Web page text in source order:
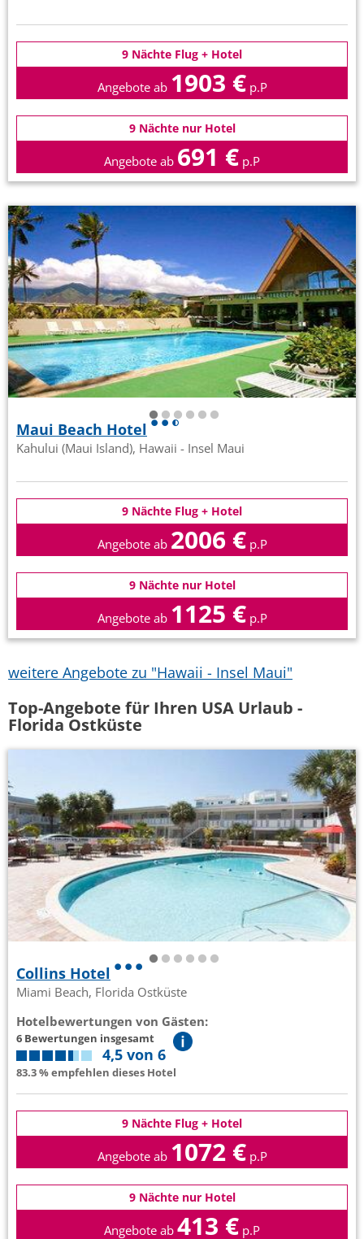
9 Nächte Flug + Hotel
Angebote ab 1903 € p.P
9 Nächte nur Hotel
Angebote ab 691 € p.P
Maui Beach Hotel
Kahului (Maui Island), Hawaii - Insel Maui
9 Nächte Flug + Hotel
Angebote ab 2006 € p.P
9 Nächte nur Hotel
Angebote ab 1125 € p.P
weitere Angebote zu "Hawaii - Insel Maui"
Top-Angebote für Ihren USA Urlaub -
Florida Ostküste
Collins Hotel
Miami Beach, Florida Ostküste
Hotelbewertungen von Gästen:
6 Bewertungen insgesamt
4,5 von 6
83.3 % empfehlen dieses Hotel
9 Nächte Flug + Hotel
Angebote ab 1072 € p.P
9 Nächte nur Hotel
Angebote ab 413 € p.P